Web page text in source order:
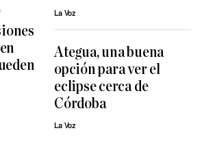
La Voz
Ategua, una buena
opción para ver el
eclipse cerca de
Córdoba
La Voz